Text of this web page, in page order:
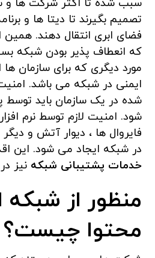
سبب شده تا اکثر شرکت ها و
تصمیم بگیرند تا دیتا ها و
فضای ابری انتقال دهند.
که انعطاف پذیر بودن شبکه
مورد دیگری که برای سازمان
ایمنی در شبکه می باشد.
شده در یک سازمان باید
شود. امنیت لازم توسط نرم
فایروال ها ، دیوار آتش و
در شبکه ایجاد می شود. این
خدمات پشتیبانی شبکه نیز
منظور از شبکه
محتوا چیست؟